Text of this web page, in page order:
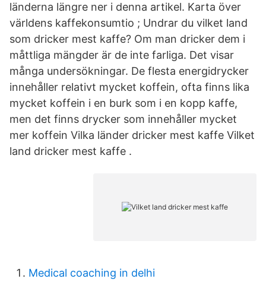
länderna längre ner i denna artikel. Karta över
världens kaffekonsumtio ; Undrar du vilket land
som dricker mest kaffe? Om man dricker dem i
måttliga mängder är de inte farliga. Det visar
många undersökningar. De flesta energidrycker
innehåller relativt mycket koffein, ofta finns lika
mycket koffein i en burk som i en kopp kaffe,
men det finns drycker som innehåller mycket
mer koffein Vilka länder dricker mest kaffe Vilket
land dricker mest kaffe .
Medical coaching in delhi